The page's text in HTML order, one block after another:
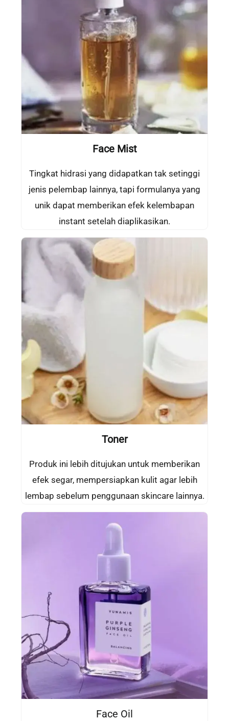
Face Mist
Tingkat hidrasi yang didapatkan tak setinggi
jenis pelembap lainnya, tapi formulanya yang
unik dapat memberikan efek kelembapan
instant setelah diaplikasikan.
Toner
Produk ini lebih ditujukan untuk memberikan
efek segar, mempersiapkan kulit agar lebih
lembap sebelum penggunaan skincare lainnya.
Face Oil